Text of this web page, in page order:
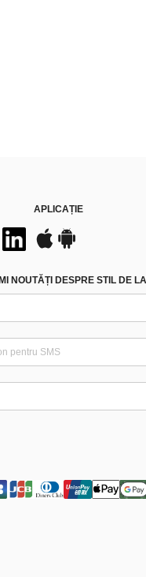
APLICAȚIE
NOUTĂȚI DESPRE STIL DE